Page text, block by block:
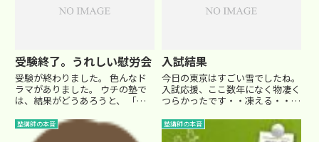
受験終了。うれしい慰労会
受験が終わりました。 色んなド
ラマがありました。 ウチの塾で
は、結果がどうあろうと、 「受
を込めて慰労会を催します。 み
んな参加して、お菓子を囲んで色
入試結果
今日の東京はすごい雪でしたね。
入試応援、ここ数年になく物凄く
つらかったです・・凍える・・
験に挑んでくれた子達もたくさん
いました。頼もしい。さて、既に
塾講師の本音 塾講師の本音